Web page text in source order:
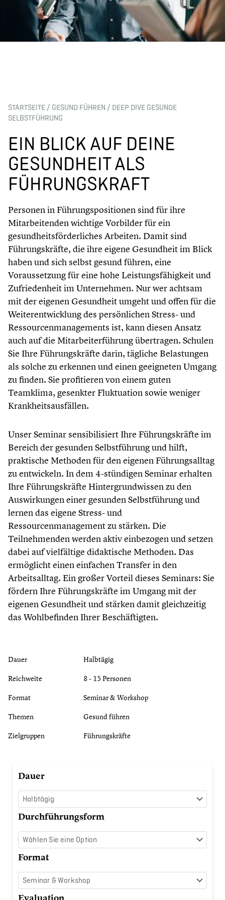
STARTSEITE / GESUND FÜHREN / DEEP DIVE GESUNDE
SELBSTFÜHRUNG
EIN BLICK AUF DEINE
GESUNDHEIT ALS
FÜHRUNGSKRAFT
Personen in Führungspositionen sind für ihre
Mitarbeitenden wichtige Vorbilder für ein
gesundheitsförderliches Arbeiten. Damit sind
Führungskräfte, die ihre eigene Gesundheit im Blick
haben und sich selbst gesund führen, eine
Voraussetzung für eine hohe Leistungsfähigkeit und
Zufriedenheit im Unternehmen. Nur wer achtsam
mit der eigenen Gesundheit umgeht und offen für die
Weiterentwicklung des persönlichen Stress- und
Ressourcenmanagements ist, kann diesen Ansatz
auch auf die Mitarbeiterführung übertragen. Schulen
Sie Ihre Führungskräfte darin, tägliche Belastungen
als solche zu erkennen und einen geeigneten Umgang
zu finden. Sie profitieren von einem guten
Teamklima, gesenkter Fluktuation sowie weniger
Krankheitsausfällen.
Unser Seminar sensibilisiert Ihre Führungskräfte im
Bereich der gesunden Selbstführung und hilft,
praktische Methoden für den eigenen Führungsalltag
zu entwickeln. In dem 4-stündigen Seminar erhalten
Ihre Führungskräfte Hintergrundwissen zu den
Auswirkungen einer gesunden Selbstführung und
lernen das eigene Stress- und
Ressourcenmanagement zu stärken. Die
Teilnehmenden werden aktiv einbezogen und setzen
dabei auf vielfältige didaktische Methoden. Das
ermöglicht einen einfachen Transfer in den
Arbeitsalltag. Ein großer Vorteil dieses Seminars: Sie
fördern Ihre Führungskräfte im Umgang mit der
eigenen Gesundheit und stärken damit gleichzeitig
das Wohlbefinden Ihrer Beschäftigten.
Dauer
Halbtägig
Reichweite
8 - 15 Personen
Format
Seminar & Workshop
Themen
Gesund führen
Zielgruppen
Führungskräfte
Dauer
Durchführungsform
Format
Evaluation
Deep
gesunde
Selbstführung